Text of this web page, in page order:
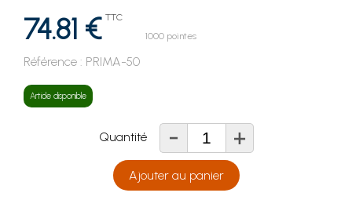
74.81 € TTC
1000 pointes
Référence : PRIMA-50
Article disponible
Quantité - +
Ajouter au panier